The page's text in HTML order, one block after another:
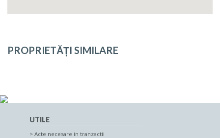
PROPRIETĂȚI SIMILARE
UTILE
Acte necesare in tranzactii